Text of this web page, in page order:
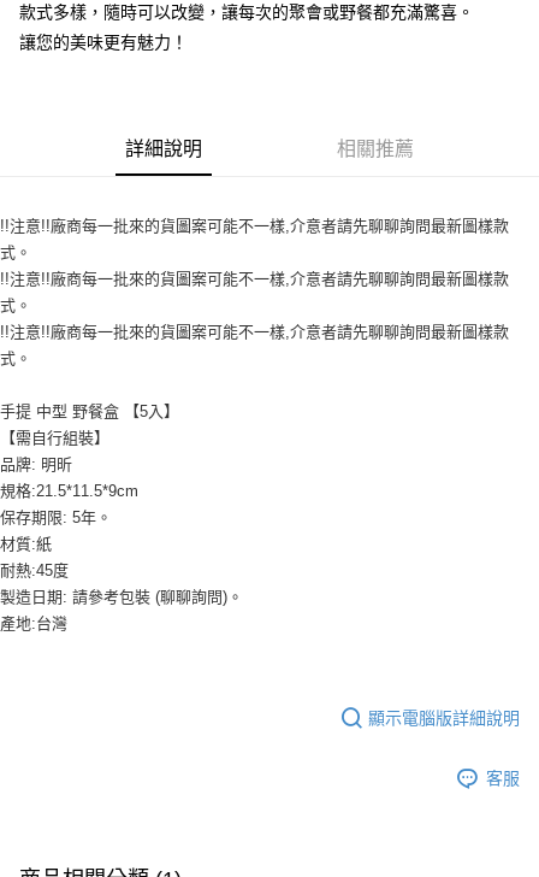
全盈+PAY
AFTEE先享後付是「在收到商品之後才付款」的支付方式。 讓您購物簡單
３．安心：先確認商品／服務後，再付款。
【「AFTEE先享後付」結帳流程】
２．訂單成立數日內，您將收到繳費通知簡訊。
※ 請注意：結帳手續完成當下不需立刻繳費，但若您需要取消訂單，請聯絡
購買商品的店家。未經商家同意取消之訂單仍視為有效，需透過AFTEE先享
後付繳納相關費用。
※ 交易是否成功請以「AFTEE先享後付 」之結帳頁面顯示為準，若有關於
是否繳費成功／繳費後需取消欲退款等相關疑問，請聯繫「AFTEE先享後付
客戶支援中心」
【注意事項】
１．透過由恩沛科技股份有限公司提供之「AFTEE先享後付」服務完成之交
易，需依本服務之必要範圍內提供個人資料，並將交易相關給付款項請求債
權轉讓予恩沛科技股份有限公司。
「AFTEE先享後付」，若未經同意申辦者引起之損失，本公司不負相關責
時審查核予不同之上限額度；若仍有額度不足之情形，本公司將視審查結果
全家取貨付款-重量限制含紙箱10kg，請控制商品重量在9~9.5
kg
每筆NT$90，滿NT$990(含以上)免運費
付款後全家取貨-重量限制含紙箱10kg，請控制商品重量在9~
每筆NT$90，滿NT$990(含以上)免運費
7-11取貨付款-重量限制含紙箱10kg，請控制商品重量在9~9.5
kg
每筆NT$90，滿NT$990(含以上)免運費
付款後7-11取貨-重量限制含紙箱10kg，請控制商品重量在9~
9.5kg
每筆NT$90，滿NT$990(含以上)免運費
款式多樣，隨時可以改變，讓每次的聚會或野餐都充滿驚喜。
讓您的美味更有魅力！
詳細說明 相關推薦
!!注意!!廠商每一批來的貨圖案可能不一樣,介意者請先聊聊詢問最新圖樣款
式。
!!注意!!廠商每一批來的貨圖案可能不一樣,介意者請先聊聊詢問最新圖樣款
式。
!!注意!!廠商每一批來的貨圖案可能不一樣,介意者請先聊聊詢問最新圖樣款
式。
手提 中型 野餐盒 【5入】
【需自行組裝】
品牌: 明昕
規格:21.5*11.5*9cm
保存期限: 5年。
材質:紙
耐熱:45度
製造日期: 請參考包裝 (聊聊詢問)。
產地:台灣
顯示電腦版詳細說明
客服